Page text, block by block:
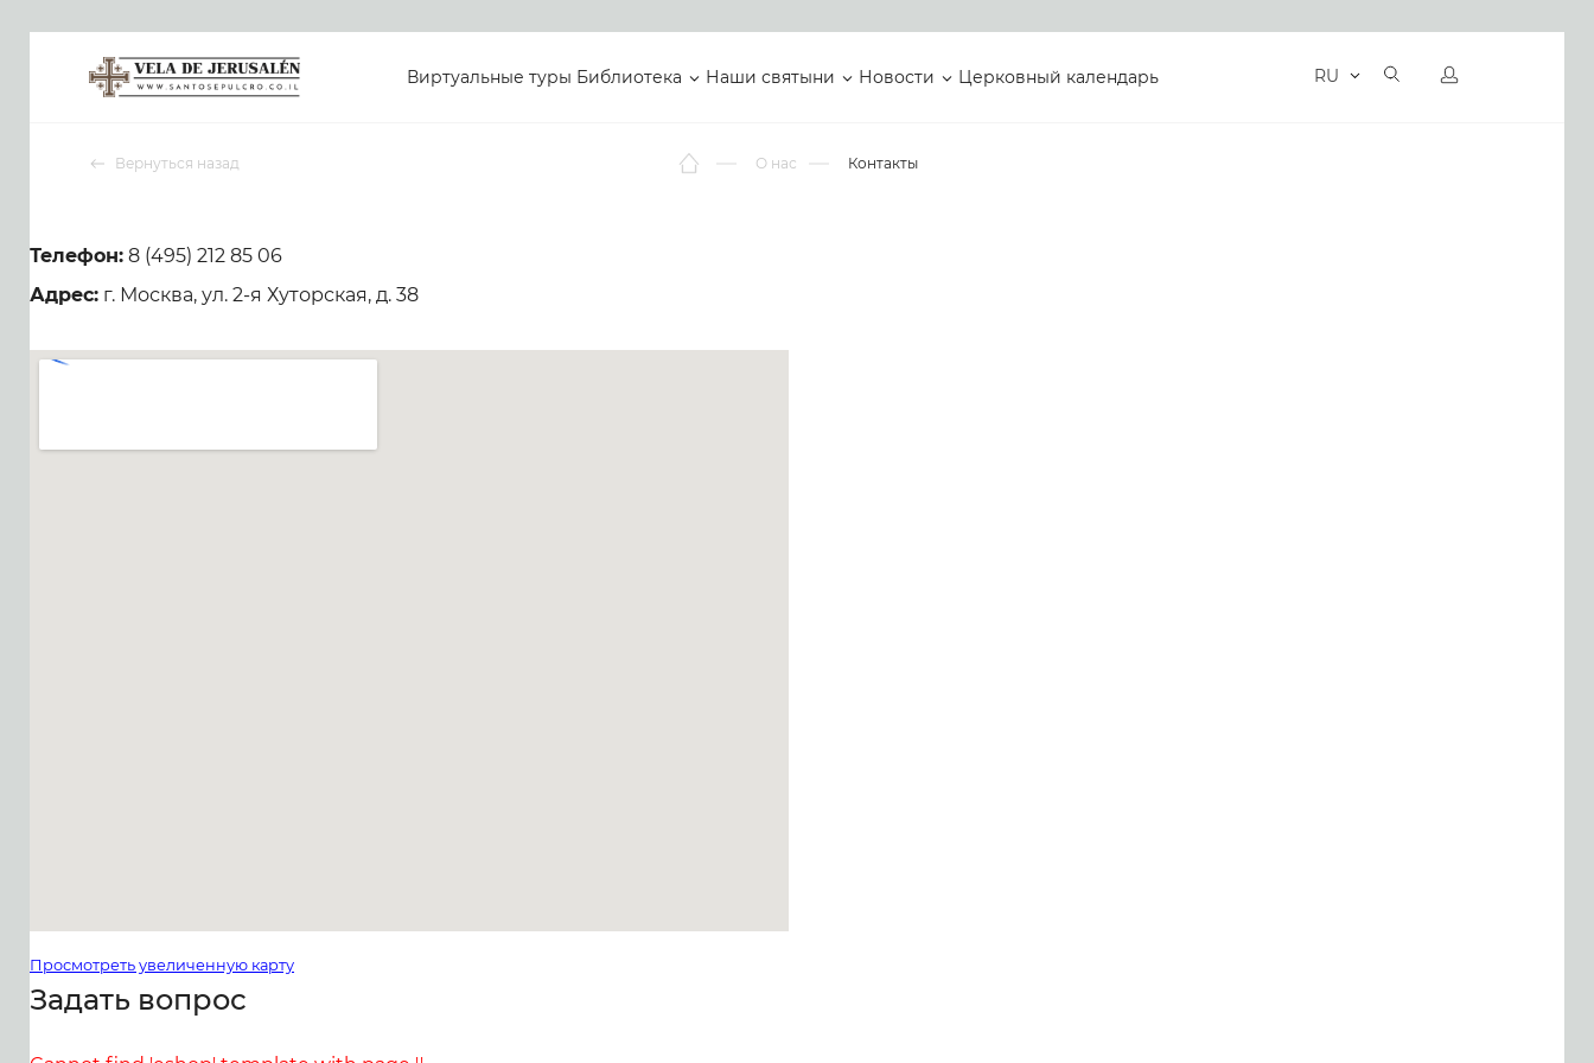
Виртуальные туры Библиотека Наши святыни Новости Церковный календарь RU
Вернуться назад О нас Контакты
Телефон: 8 (495) 212 85 06
Адрес: г. Москва, ул. 2-я Хуторская, д. 38
Просмотреть увеличенную карту
Задать вопрос